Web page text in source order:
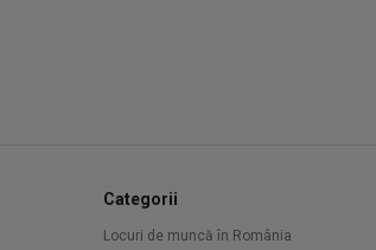
Categorii
Locuri de muncă în România